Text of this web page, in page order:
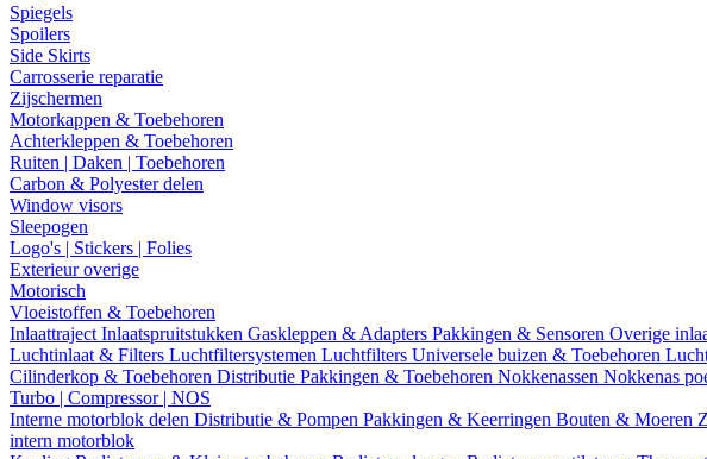
Spiegels
Spoilers
Side Skirts
Carrosserie reparatie
Zijschermen
Motorkappen & Toebehoren
Achterkleppen & Toebehoren
Ruiten | Daken | Toebehoren
Carbon & Polyester delen
Window visors
Sleepogen
Logo's | Stickers | Folies
Exterieur overige
Motorisch
Vloeistoffen & Toebehoren
Inlaattraject Inlaatspruitstukken Gaskleppen & Adapters Pakkingen & Sensoren Overige
Luchtinlaat & Filters Luchtfiltersystemen Luchtfilters Universele buizen & Toebehoren
Cilinderkop & Toebehoren Distributie Pakkingen & Toebehoren Nokkenassen Nokkenas
Turbo | Compressor | NOS
Interne motorblok delen Distributie & Pompen Pakkingen & Keerringen Bouten & Moeren
intern motorblok